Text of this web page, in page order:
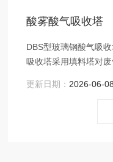
酸雾酸气吸收塔
DBS型玻璃钢酸气吸
吸收塔采用填料塔对
不会对车间的生产造
更新日期： 2026-06-08